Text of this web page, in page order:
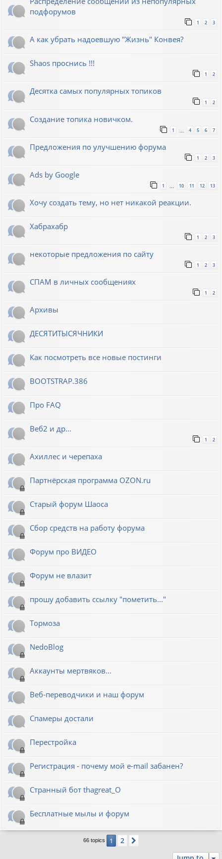
подфорумов
1 2 3
А как убрать надоевшую "Жизнь" Конвея?
Shaos проснись !!!
1 2
Десятка самых популярных топиков
1 2
Создание топика новичком.
1 4 5 6 7
Предложения по улучшению форума
1 2 3
Ads by Google
1 10 11 12 13
Хочу создать тему, но нет никакой реакции.
Хабрахабр
1 2 3
некоторые предложения по сайту
1 2 3
СПАМ в личных сообщениях
1 2
Архивы
ДЕСЯТИТЫСЯЧНИКИ
Как посмотреть все новые постинги
BOOTSTRAP.386
Про FAQ
Веб2 и др...
1 2
Ахиллес и черепаха
Партнёрская программа OZON.ru
Старый форум Шаоса
Сбор средств на работу форума
Форум про ВИДЕО
Форум не влазит
прошу добавить ссылку "пометить..."
Тормоза
NedoBlog
Аккаунты мертвяков...
Веб-переводчики и наш форум
Спамеры достали
Перестройка
Регистрация - почему мой e-mail забанен?
Странный бот thagreat_O
Бесплатные мылы и форум
66 topics 1 2